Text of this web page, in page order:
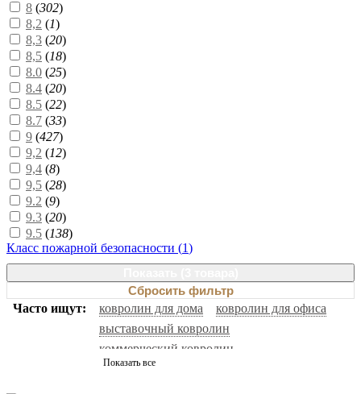
8 (302)
8,2 (1)
8,3 (20)
8,5 (18)
8.0 (25)
8.4 (20)
8.5 (22)
8.7 (33)
9 (427)
9,2 (12)
9,4 (8)
9,5 (28)
9.2 (9)
9.3 (20)
9.5 (138)
Класс пожарной безопасности (1)
Сбросить фильтр
Часто ищут:
ковролин для дома
ковролин для офиса
выставочный ковролин
коммерческий ковролин
натуральный ковролин
ковролин черный
Показать все